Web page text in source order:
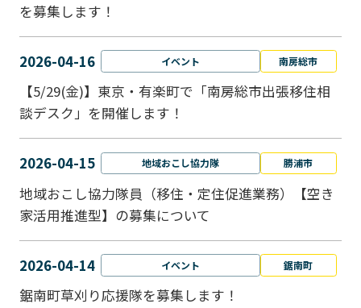
を募集します！
2026-04-16 イベント 南房総市
【5/29(金)】東京・有楽町で「南房総市出張移住相
談デスク」を開催します！
2026-04-15 地域おこし協力隊 勝浦市
地域おこし協力隊員（移住・定住促進業務）【空き
家活用推進型】の募集について
2026-04-14 イベント 鋸南町
鋸南町草刈り応援隊を募集します！